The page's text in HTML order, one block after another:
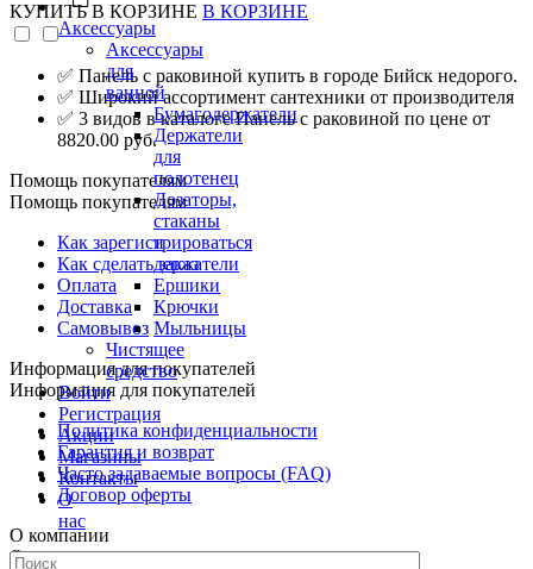
Аксессуары
Аксессуары
для
ванной
Бумагодержатели
Держатели
для
полотенец
Дозаторы,
стаканы
и
держатели
Ершики
Крючки
Мыльницы
Чистящее
средство
Войти
Регистрация
Акции
Магазины
Контакты
О
нас
КУПИТЬ В КОРЗИНЕ В КОРЗИНЕ
✅ Панель с раковиной купить в городе Бийск недорого.
✅ Широкий ассортимент сантехники от производителя
✅ 3 видов в каталоге Панель с раковиной по цене от
8820.00 руб.
Помощь покупателям
Помощь покупателям
Как зарегистрироваться
Как сделать заказ
Оплата
Доставка
Самовывоз
Информация для покупателей
Информация для покупателей
Политика конфиденциальности
Гарантия и возврат
Часто задаваемые вопросы (FAQ)
Договор оферты
О компании
О компании